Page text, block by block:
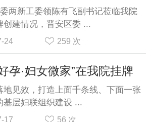
两新工委领陈有飞副书记莅临我院
创建情况，晋安区委 ...
24 259 次
孕·妇女微家”在我院挂牌
地见效，打造上面千条线、下面一张
基层妇联组织建设 ...
17 56 次